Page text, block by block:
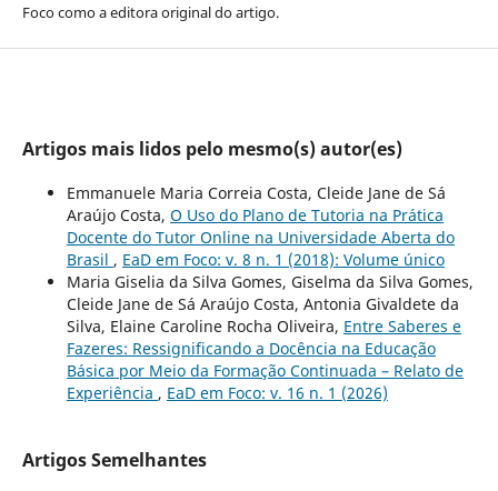
Foco como a editora original do artigo.
Artigos mais lidos pelo mesmo(s) autor(es)
Emmanuele Maria Correia Costa, Cleide Jane de Sá
Araújo Costa, O Uso do Plano de Tutoria na Prática
Docente do Tutor Online na Universidade Aberta do
Brasil , EaD em Foco: v. 8 n. 1 (2018): Volume único
Maria Giselia da Silva Gomes, Giselma da Silva Gomes,
Cleide Jane de Sá Araújo Costa, Antonia Givaldete da
Silva, Elaine Caroline Rocha Oliveira, Entre Saberes e
Fazeres: Ressignificando a Docência na Educação
Básica por Meio da Formação Continuada – Relato de
Experiência , EaD em Foco: v. 16 n. 1 (2026)
Artigos Semelhantes